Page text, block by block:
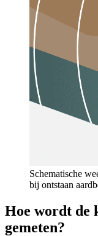
Schematische
bij ontstaan
Hoe wordt de
gemeten?